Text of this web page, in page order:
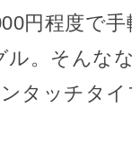
円程度で
ル。そんな
タッチタ